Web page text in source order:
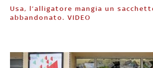
Usa, l’alligatore mangia un sacchetto di plastica
abbandonato. VIDEO